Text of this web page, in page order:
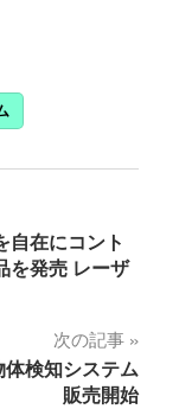
自在にコント
を発売 レーザ
次の記事
体検知システム
販売開始